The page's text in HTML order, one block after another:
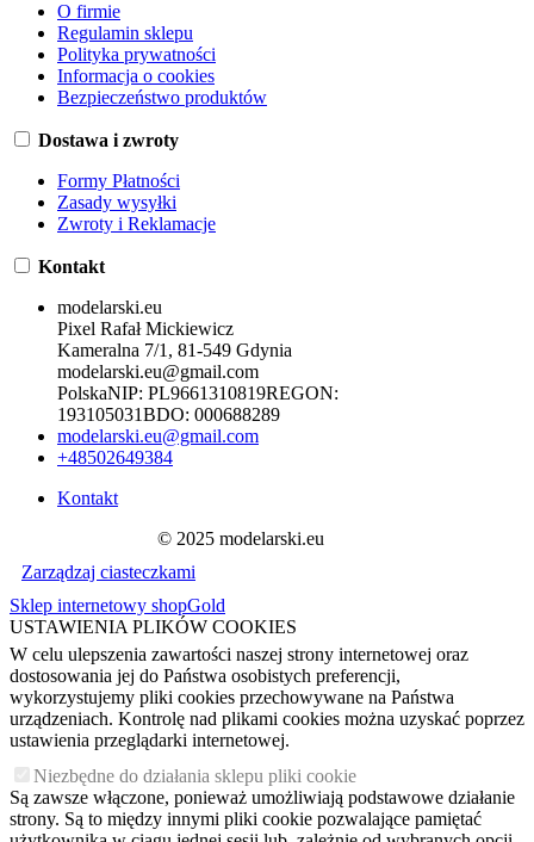
O firmie
Regulamin sklepu
Polityka prywatności
Informacja o cookies
Bezpieczeństwo produktów
Dostawa i zwroty
Formy Płatności
Zasady wysyłki
Zwroty i Reklamacje
Kontakt
modelarski.eu
Pixel Rafał Mickiewicz
Kameralna 7/1, 81-549 Gdynia
modelarski.eu@gmail.com
PolskaNIP: PL9661310819REGON:
193105031BDO: 000688289
modelarski.eu@gmail.com
+48502649384
Kontakt
© 2025 modelarski.eu
Zarządzaj ciasteczkami
Sklep internetowy shopGold
USTAWIENIA PLIKÓW COOKIES
W celu ulepszenia zawartości naszej strony internetowej oraz
dostosowania jej do Państwa osobistych preferencji,
wykorzystujemy pliki cookies przechowywane na Państwa
urządzeniach. Kontrolę nad plikami cookies można uzyskać poprzez
ustawienia przeglądarki internetowej.
Niezbędne do działania sklepu pliki cookie
Są zawsze włączone, ponieważ umożliwiają podstawowe działanie
strony. Są to między innymi pliki cookie pozwalające pamiętać